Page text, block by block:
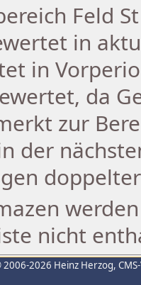
Feld
in
in
da
zur
der
nicht
2026 Heinz Herzog,